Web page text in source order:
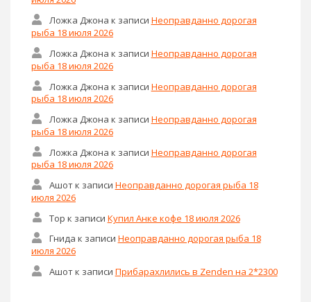
Ложка Джона к записи Неоправданно дорогая
рыба 18 июля 2026
Ложка Джона к записи Неоправданно дорогая
рыба 18 июля 2026
Ложка Джона к записи Неоправданно дорогая
рыба 18 июля 2026
Ложка Джона к записи Неоправданно дорогая
рыба 18 июля 2026
Ложка Джона к записи Неоправданно дорогая
рыба 18 июля 2026
Ашотк записи Неоправданно дорогая рыба 18
июля 2026
Тор к записи Купил Анке кофе 18 июля 2026
Гнида к записи Неоправданно дорогая рыба 18
июля 2026
Ашотк записи Прибарахлились в Zenden на 2*2300